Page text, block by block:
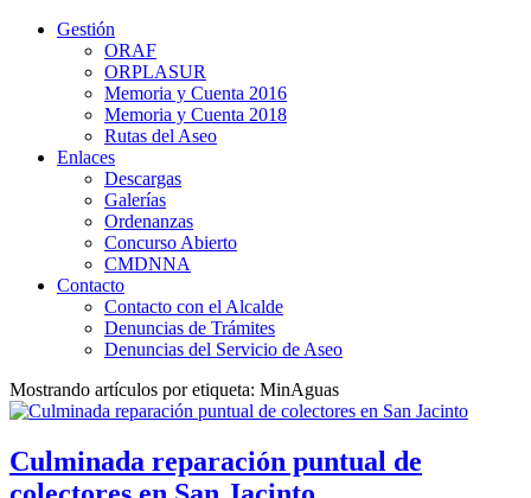
Gestión
ORAF
ORPLASUR
Memoria y Cuenta 2016
Memoria y Cuenta 2018
Rutas del Aseo
Enlaces
Descargas
Galerías
Ordenanzas
Concurso Abierto
CMDNNA
Contacto
Contacto con el Alcalde
Denuncias de Trámites
Denuncias del Servicio de Aseo
Mostrando artículos por etiqueta: MinAguas
Culminada reparación puntual de